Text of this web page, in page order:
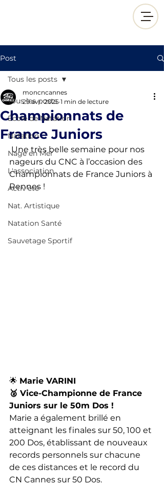
Post
Tous les posts
École de Natation
Natation
Nage en Mer
L'association
Activ'été
Nat. Artistique
Natation Santé
Sauvetage Sportif
Tous les posts
Championnats de
France Juniors
moncncannes
29 avr. 2025 1 min de lecture
Une très belle semaine pour nos
nageurs du CNC à l’occasion des
Championnats de France Juniors à
Rennes !
🌟 Marie VARINI
🥈 Vice-Championne de France
Juniors sur le 50m Dos !
Marie a également brillé en
atteignant les finales sur 50, 100 et
200 Dos, établissant de nouveaux
records personnels sur chacune
de ces distances et le record du
CN Cannes sur 50 Dos.